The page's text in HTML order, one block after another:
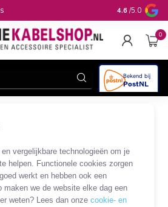
vergelijkbare technologieën om je
helpen. Functionele cookies zorgen
werkt en hebben ook een
maken we de website elke dag een
weten? Lees dan onzecookie- en
4.6 /5.0
0
SORTEER OP